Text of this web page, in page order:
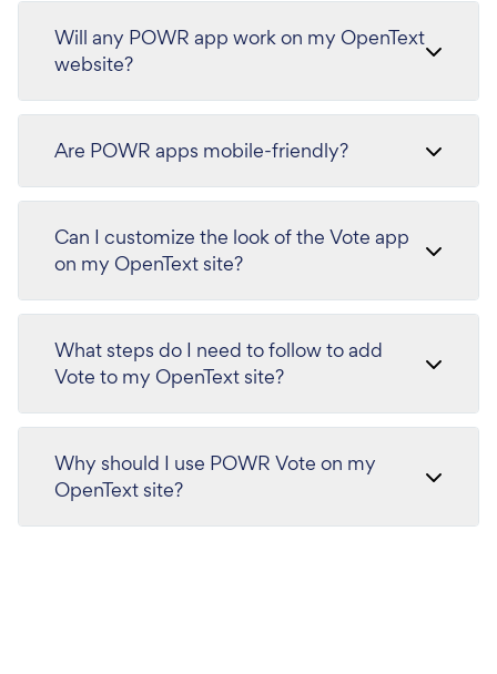
Will any POWR app work on my OpenText
website?
Are POWR apps mobile-friendly?
Can I customize the look of the Vote app
on my OpenText site?
What steps do I need to follow to add
Vote to my OpenText site?
Why should I use POWR Vote on my
OpenText site?